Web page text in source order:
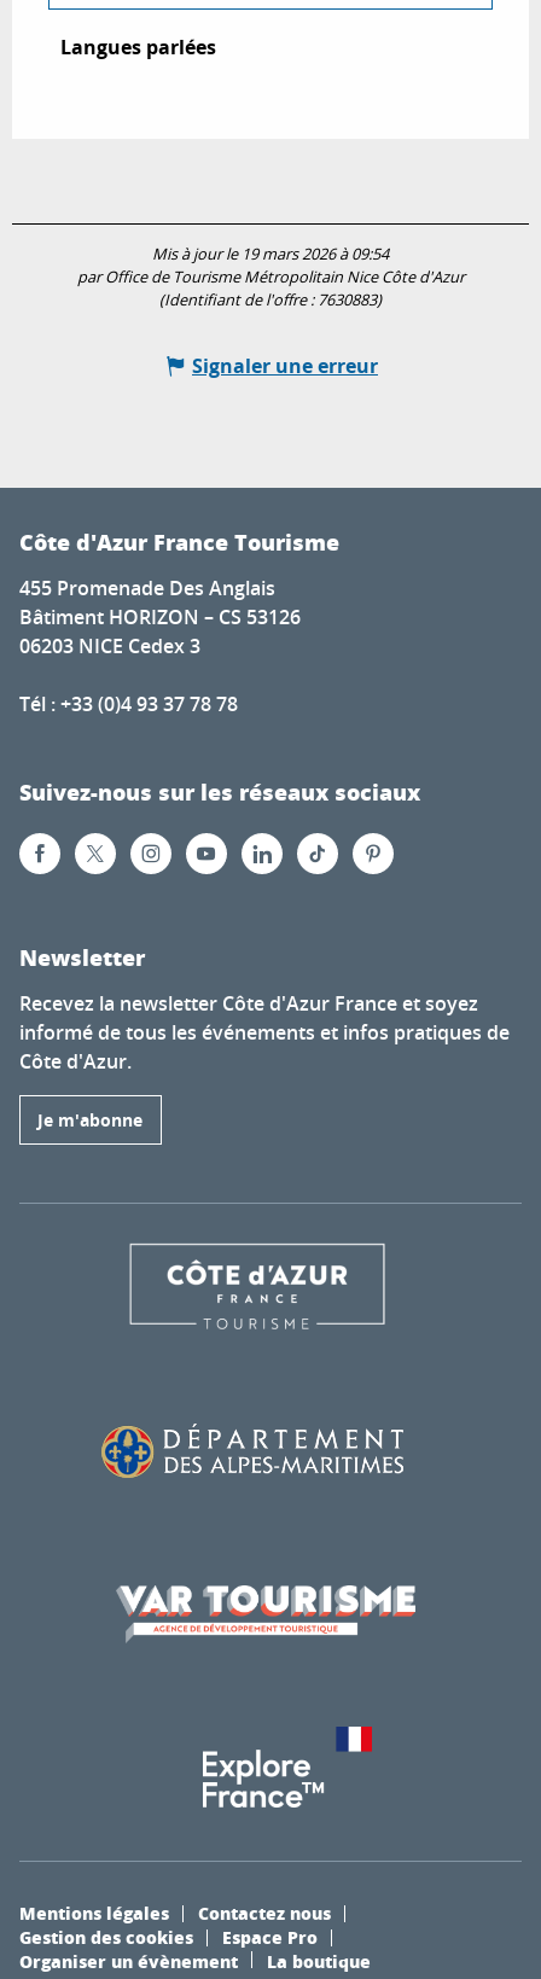
Langues parlées
Langues parlées
Mis à jour le 19 mars 2026 à 09:54
par Office de Tourisme Métropolitain Nice Côte d'Azur
(Identifiant de l'offre : 7630883)
Signaler une erreur
Côte d'Azur France Tourisme
455 Promenade Des Anglais
Bâtiment HORIZON – CS 53126
06203 NICE Cedex 3
Tél : +33 (0)4 93 37 78 78
Suivez-nous sur les réseaux sociaux
Newsletter
Recevez la newsletter Côte d'Azur France et soyez
informé de tous les événements et infos pratiques de
Côte d'Azur.
Je m'abonne
Mentions légales
Contactez nous
Gestion des cookies
Espace Pro
Organiser un évènement
La boutique